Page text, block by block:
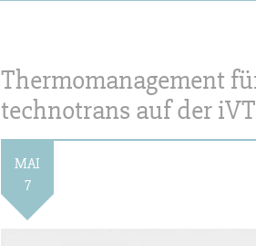
Thermomanagement
technotrans auf der
MAI
7